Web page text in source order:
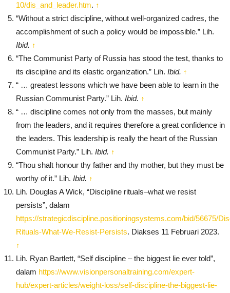
10/dis_and_leader.htm. ↑
“Without a strict discipline, without well-organized cadres, the
accomplishment of such a policy would be impossible.” Lih.
Ibid. ↑
“The Communist Party of Russia has stood the test, thanks to
its discipline and its elastic organization.” Lih. Ibid. ↑
“ … greatest lessons which we have been able to learn in the
Russian Communist Party.” Lih. Ibid. ↑
“ … discipline comes not only from the masses, but mainly
from the leaders, and it requires therefore a great confidence in
the leaders. This leadership is really the heart of the Russian
Communist Party.” Lih. Ibid. ↑
“Thou shalt honour thy father and thy mother, but they must be
worthy of it.” Lih. Ibid. ↑
Lih. Douglas A Wick, “Discipline rituals–what we resist
persists”, dalam
https://strategicdiscipline.positioningsystems.com/bid/56675/
Rituals-What-We-Resist-Persists. Diakses 11 Februari 2023.
↑
Lih. Ryan Bartlett, “Self discipline – the biggest lie ever told”,
dalam https://www.visionpersonaltraining.com/expert-
hub/expert-articles/weight-loss/self-discipline-the-biggest-lie-